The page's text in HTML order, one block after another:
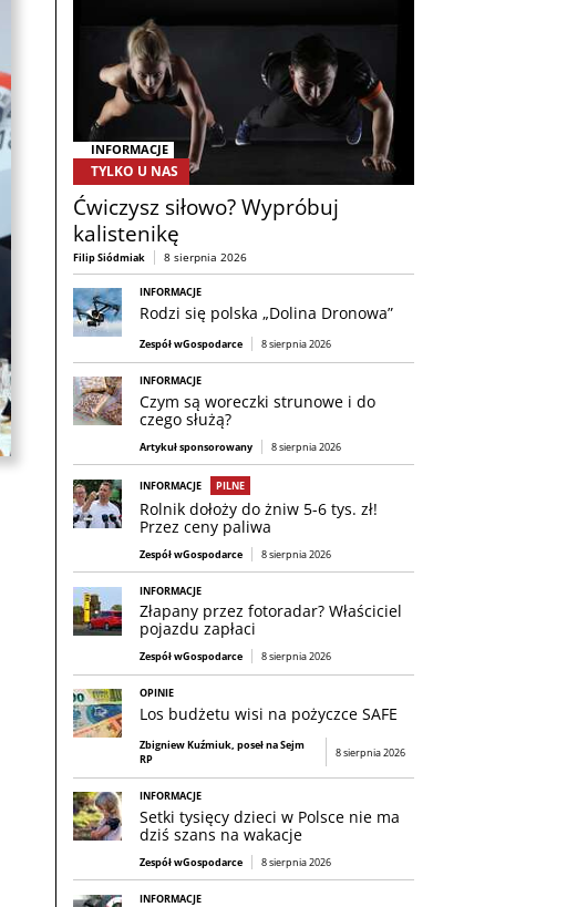
INFORMACJE
TYLKO U NAS
Ćwiczysz siłowo? Wypróbuj
kalistenikę
Filip Siódmiak 8 sierpnia 2026
INFORMACJE
Rodzi się polska „Dolina Dronowa”
Zespół wGospodarce 8 sierpnia 2026
INFORMACJE
Czym są woreczki strunowe i do
czego służą?
Artykuł sponsorowany 8 sierpnia 2026
INFORMACJE PILNE
Rolnik dołoży do żniw 5-6 tys. zł!
Przez ceny paliwa
Zespół wGospodarce 8 sierpnia 2026
INFORMACJE
Złapany przez fotoradar? Właściciel
pojazdu zapłaci
Zespół wGospodarce 8 sierpnia 2026
OPINIE
Los budżetu wisi na pożyczce SAFE
Zbigniew Kuźmiuk, poseł na Sejm
RP
8 sierpnia 2026
INFORMACJE
Setki tysięcy dzieci w Polsce nie ma
dziś szans na wakacje
Zespół wGospodarce 8 sierpnia 2026
INFORMACJE